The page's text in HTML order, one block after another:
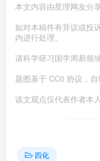
本文内容由星理网友分
如对本稿件有异议或投
内进行处理。
请科学研习国学周易领
题图基于 CC0 协议，自
该文观点仅代表作者本
四化